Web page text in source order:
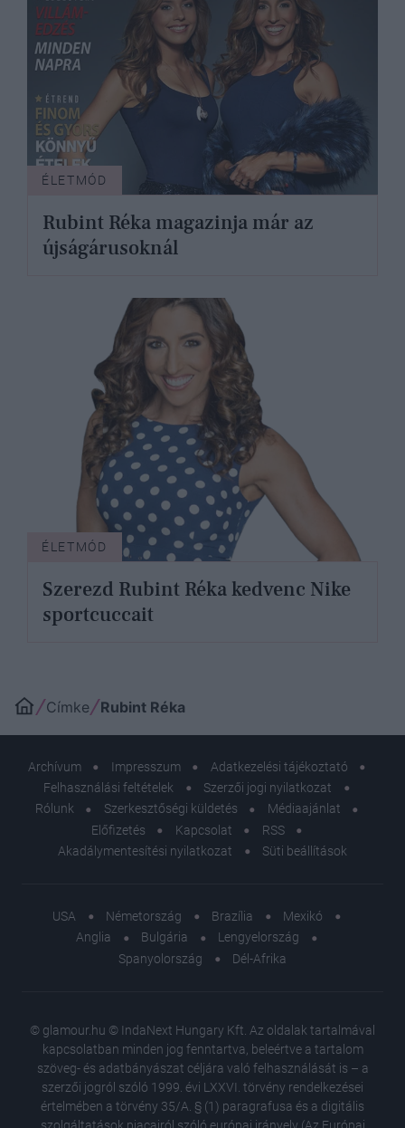
ÉLETMÓD
Rubint Réka magazinja már az
újságárusoknál
ÉLETMÓD
Szerezd Rubint Réka kedvenc Nike
sportcuccait
Címke Rubint Réka
Archívum Impresszum
Adatkezelési tájékoztató
Felhasználási feltételek
Szerzői jogi nyilatkozat
Rólunk
Szerkesztőségi küldetés
Médiaajánlat
Előfizetés
Kapcsolat
RSS
Akadálymentesítési nyilatkozat
Süti beállítások
USA Németország Brazília
Mexikó
Anglia
Bulgária
Lengyelország
Spanyolország
Dél-Afrika
© glamour.hu © IndaNext Hungary Kft. Az oldalak tartalmával
kapcsolatban minden jog fenntartva, beleértve a tartalom
szöveg- és adatbányászat céljára való felhasználását is – a
szerzői jogról szóló 1999. évi LXXVI. törvény rendelkezései
értelmében a törvény 35/A. § (1) paragrafusa és a digitális